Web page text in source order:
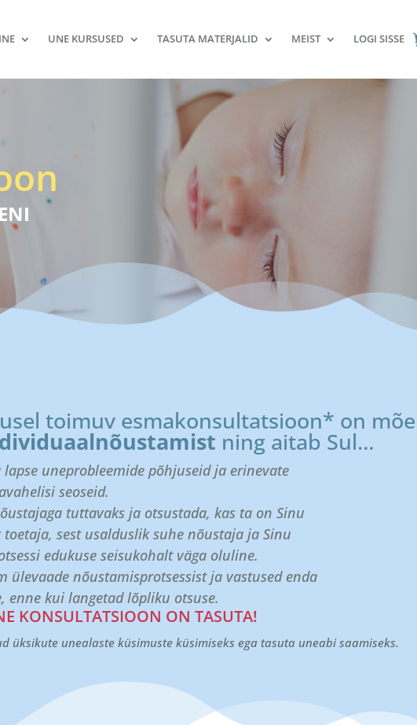
UNE KURSUSED TASUTA MATERJALID MEIST LOGI SISSE
toimuv esmakonsultatsioon* on
ning aitab Sul…
uneprobleemide põhjuseid ja erinevate
seoseid.
tuttavaks ja otsustada, kas ta on Sinu
toetaja, sest usalduslik suhe nõustaja ja Sinu
edukuse seisukohalt väga oluline.
ülevaade nõustamisprotsessist ja vastused enda
enne kui langetad lõpliku otsuse.
KONSULTATSIOON ON TASUTA!
üksikute unealaste küsimuste küsimiseks ega tasuta uneabi saamiseks.